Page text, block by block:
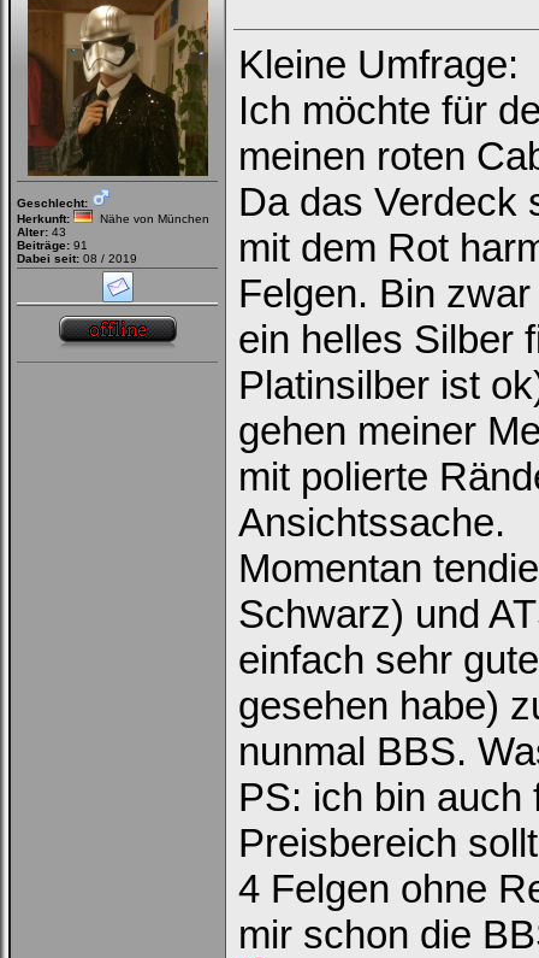
Geschlecht:
Herkunft:
Nähe von München
Alter: 43
Beiträge: 91
Dabei seit: 08 / 2019
Kleine Umfrage:
Ich möchte für
meinen roten
Da das Verdeck
mit dem Rot
Felgen. Bin
ein helles Silber
Platinsilber ist
gehen meiner
mit polierte
Ansichtssache.
Momentan
Schwarz) und
einfach sehr
gesehen habe)
nunmal BBS.
PS: ich bin auch
Preisbereich
4 Felgen ohne
mir schon die